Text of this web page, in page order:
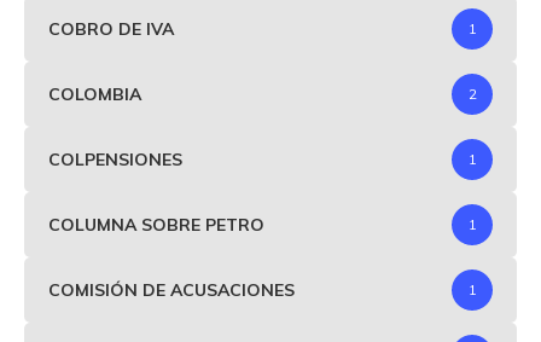
COBRO DE IVA 1
COLOMBIA 2
COLPENSIONES 1
COLUMNA SOBRE PETRO 1
COMISIÓN DE ACUSACIONES 1